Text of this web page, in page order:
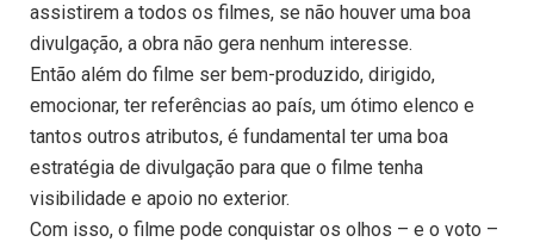
assistirem a todos os filmes, se não houver uma boa
divulgação, a obra não gera nenhum interesse.
Então além do filme ser bem-produzido, dirigido,
emocionar, ter referências ao país, um ótimo elenco e
tantos outros atributos, é fundamental ter uma boa
estratégia de divulgação para que o filme tenha
visibilidade e apoio no exterior.
Com isso, o filme pode conquistar os olhos – e o voto –